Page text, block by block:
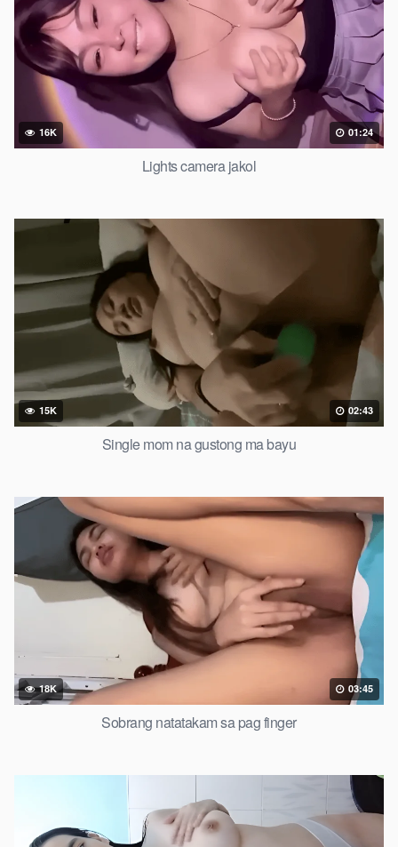
16K 01:24
Lights camera jakol
15K 02:43
Single mom na gustong ma bayu
18K 03:45
Sobrang natatakam sa pag finger